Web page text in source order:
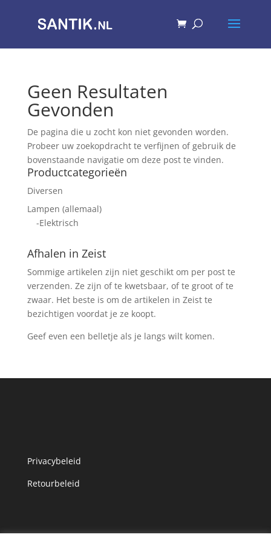
Geen Resultaten
Gevonden
De pagina die u zocht kon niet gevonden worden.
Probeer uw zoekopdracht te verfijnen of gebruik de
bovenstaande navigatie om deze post te vinden.
Productcategorieën
Diversen
Lampen (allemaal)
-Elektrisch
Afhalen in Zeist
Sommige artikelen zijn niet geschikt om per post te
verzenden. Ze zijn of te kwetsbaar, of te groot of te
zwaar. Het beste is om de artikelen in Zeist te
bezichtigen voordat je ze koopt.
Geef even een belletje als je langs wilt komen.
Privacybeleid
Retourbeleid